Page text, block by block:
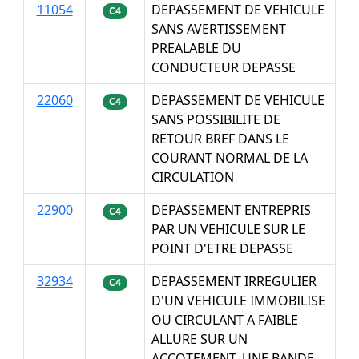
11054
C4
DEPASSEMENT DE VEHICULE
SANS AVERTISSEMENT
PREALABLE DU
CONDUCTEUR DEPASSE
22060
C4
DEPASSEMENT DE VEHICULE
SANS POSSIBILITE DE
RETOUR BREF DANS LE
COURANT NORMAL DE LA
CIRCULATION
22900
C4
DEPASSEMENT ENTREPRIS
PAR UN VEHICULE SUR LE
POINT D'ETRE DEPASSE
32934
C4
DEPASSEMENT IRREGULIER
D'UN VEHICULE IMMOBILISE
OU CIRCULANT A FAIBLE
ALLURE SUR UN